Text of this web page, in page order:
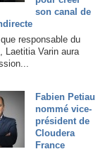
son canal de
responsable du
Laetitia Varin aura
Fabien Petiau
nommé vice-
président de
Cloudera
France